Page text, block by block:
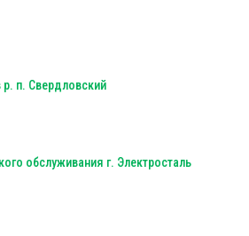
п. Свердловский
обслуживания г. Электросталь